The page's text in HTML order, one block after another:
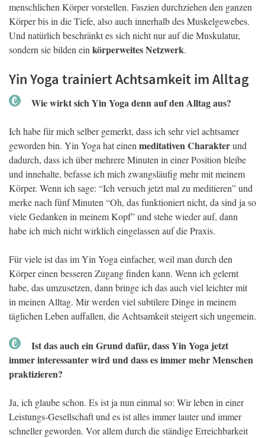
menschlichen Körper vorstellen. Faszien durchziehen den ganzen
Körper bis in die Tiefe, also auch innerhalb des Muskelgewebes.
Und natürlich beschränkt es sich nicht nur auf die Muskulatur,
sondern sie bilden ein körperweites Netzwerk.
Yin Yoga trainiert Achtsamkeit im Alltag
Wie wirkt sich Yin Yoga denn auf den Alltag aus?
Ich habe für mich selber gemerkt, dass ich sehr viel achtsamer
geworden bin. Yin Yoga hat einen meditativen Charakterund
dadurch, dass ich über mehrere Minuten in einer Position bleibe
und innehalte, befasse ich mich zwangsläufig mehr mit meinem
Körper. Wenn ich sage: “Ich versuch jetzt mal zu meditieren” und
merke nach fünf Minuten “Oh, das funktioniert nicht, da sind ja so
viele Gedanken in meinem Kopf” und stehe wieder auf, dann
habe ich mich nicht wirklich eingelassen auf die Praxis.
Für viele ist das im Yin Yoga einfacher, weil man durch den
Körper einen besseren Zugang finden kann. Wenn ich gelernt
habe, das umzusetzen, dann bringe ich das auch viel leichter mit
in meinen Alltag. Mir werden viel subtilere Dinge in meinem
täglichen Leben auffallen, die Achtsamkeit steigert sich ungemein.
Ist das auch ein Grund dafür, dass Yin Yoga jetzt
immer interessanter wird und dass es immer mehr Menschen
praktizieren?
Ja, ich glaube schon. Es ist ja nun einmal so: Wir leben in einer
Leistungs-Gesellschaft und es ist alles immer lauter und immer
schneller geworden. Vor allem durch die ständige Erreichbarkeit